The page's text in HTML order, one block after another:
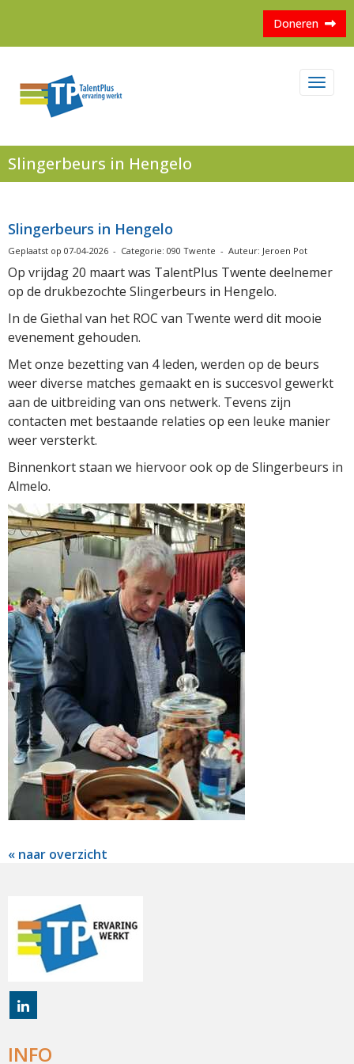
Doneren
Slingerbeurs in Hengelo
Slingerbeurs in Hengelo
Geplaatst op 07-04-2026 - Categorie: 090 Twente - Auteur: Jeroen Pot
Op vrijdag 20 maart was TalentPlus Twente deelnemer
op de drukbezochte Slingerbeurs in Hengelo.
In de Giethal van het ROC van Twente werd dit mooie
evenement gehouden.
Met onze bezetting van 4 leden, werden op de beurs
weer diverse matches gemaakt en is succesvol gewerkt
aan de uitbreiding van ons netwerk. Tevens zijn
contacten met bestaande relaties op een leuke manier
weer versterkt.
Binnenkort staan we hiervoor ook op de Slingerbeurs in
Almelo.
« naar overzicht
INFO